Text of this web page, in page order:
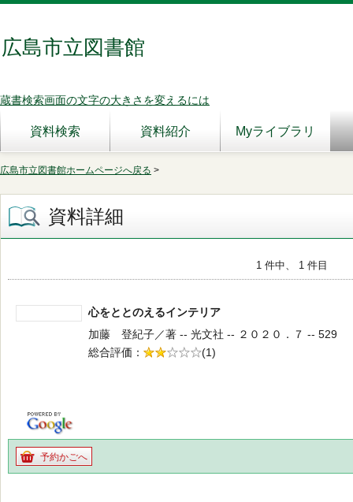
広島市立図書館
蔵書検索画面の文字の大きさを変えるには
資料検索 資料紹介 Myライブラリ
広島市立図書館ホームページへ戻る >
資料詳細
1 件中、 1 件目
心をととのえるインテリア
加藤 登紀子／著 -- 光文社 -- ２０２０．７ -- 529
総合評価
5段階評価
(1)
予約かごへ